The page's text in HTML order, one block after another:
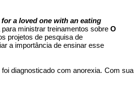
a loved one with an eating
ministrar treinamentos sobre O
projetos de pesquisa de
a importância de ensinar esse
diagnosticado com anorexia. Com sua